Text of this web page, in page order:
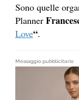
Sono quelle
Planner
Love“.
Messaggio pubblicitario